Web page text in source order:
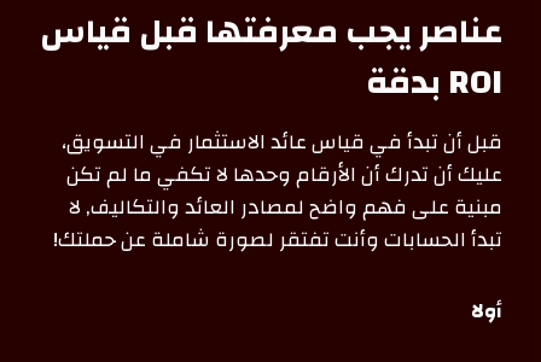
عناصر يجب معرفتها قبل قياس
ROI بدقة
قبل أن تبدأ في قياس عائد الاستثمار في التسويق،
عليك أن تدرك أن الأرقام وحدها لا تكفي ما لم تكن
مبنية على فهم واضح لمصادر العائد والتكاليف, لا
تبدأ الحسابات وأنت تفتقر لصورة شاملة عن حملتك!
أولا